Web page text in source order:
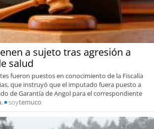
a sujeto tras agresión a
salud
fueron puestos en conocimiento de la Fiscalía
que instruyó que el imputado fuera puesto a
de Garantía de Angol para el correspondiente
soytemuco